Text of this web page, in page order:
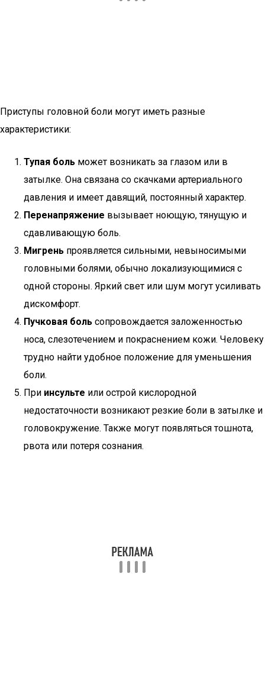
Приступы головной боли могут иметь разные
характеристики:
Тупая боль может возникать за глазом или в
затылке. Она связана со скачками артериального
давления и имеет давящий, постоянный характер.
Перенапряжение вызывает ноющую, тянущую и
сдавливающую боль.
Мигрень проявляется сильными, невыносимыми
головными болями, обычно локализующимися с
одной стороны. Яркий свет или шум могут усиливать
дискомфорт.
Пучковая боль сопровождается заложенностью
носа, слезотечением и покраснением кожи. Человеку
трудно найти удобное положение для уменьшения
боли.
При инсульте или острой кислородной
недостаточности возникают резкие боли в затылке и
головокружение. Также могут появляться тошнота,
рвота или потеря сознания.